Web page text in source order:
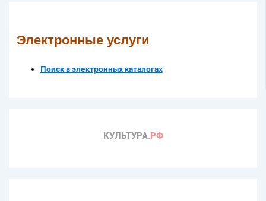
Электронные услуги
Поиск в электронных каталогах